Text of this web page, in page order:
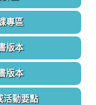
專區
版本
版本
活動要點